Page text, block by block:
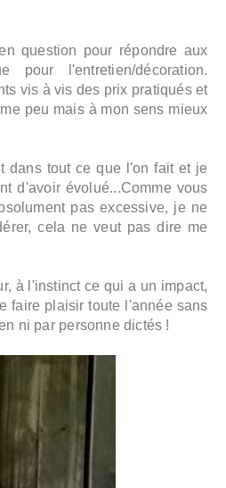
question pour répondre aux
l'entretien/décoration.
vis à vis des prix pratiqués et
peu mais à mon sens mieux
dans tout ce que l'on fait et je
d'avoir évolué...Comme vous
pas excessive, je ne
cela ne veut pas dire me
à l'instinct ce qui a un impact,
faire plaisir toute l'année sans
ni par personne dictés !